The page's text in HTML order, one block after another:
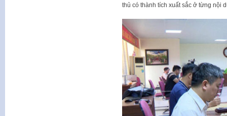
thủ có thành tích xuất sắc ở từng nội